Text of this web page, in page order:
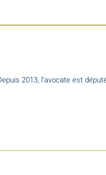
2013, l’avocate est